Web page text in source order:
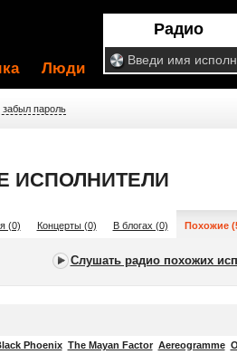
Радио
Люди
пароль
ИСПОЛНИТЕЛИ
(0) Концерты (0) В блогах (0) Похожие
Слушать радио похожих
Phoenix The Mayan Factor Aereogramme